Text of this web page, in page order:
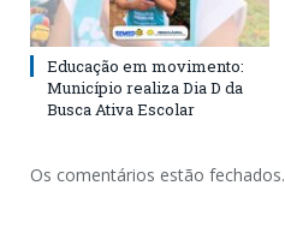
Educação em movimento:
Município realiza Dia D da
Busca Ativa Escolar
Os comentários estão fechados.